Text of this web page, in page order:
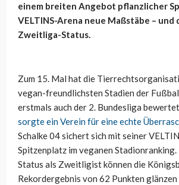
einem breiten Angebot pflanzlicher
VELTINS-Arena neue Maßstäbe – und
Zweitliga-Status.
Zum 15. Mal hat die
vegan-freundlichsten Stadien der
erstmals auch der 2. Bundesliga
sorgte ein Verein für eine echte
Schalke 04 sichert sich mit seiner
Spitzenplatz im veganen
Status als Zweitligist können die
Rekordergebnis von 62 Punkten